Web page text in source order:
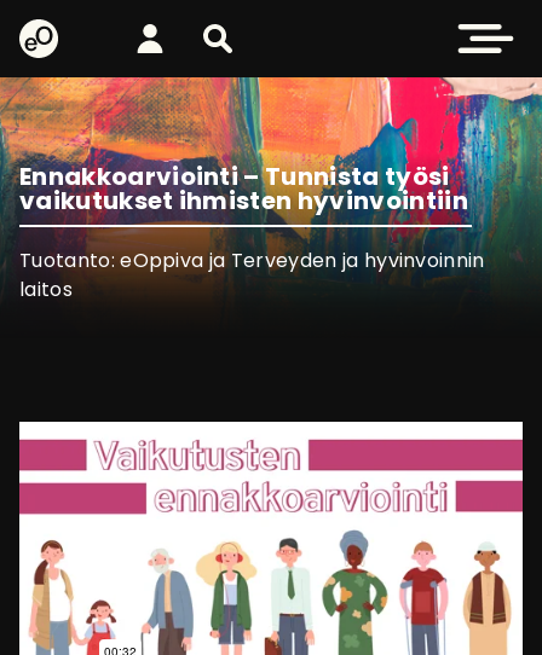
eOppiva - Etusivulle
Kirjaudu Etsi sivustolta Avaa
Ennakkoarviointi – Tunnista työsi
vaikutukset ihmisten hyvinvointiin
Tuotanto: eOppiva ja Terveyden ja hyvinvoinnin
laitos